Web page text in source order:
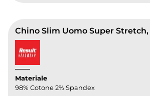
Materiale
98% Cotone 2% Spandex